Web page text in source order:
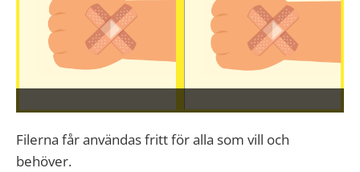
Filerna får användas fritt för alla som vill och
behöver.